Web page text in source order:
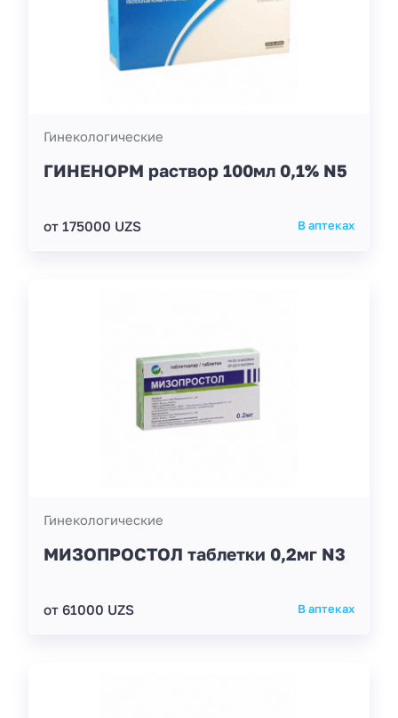
Гинекологические
ГИНЕНОРМ раствор 100мл 0,1% N5
от 175000 UZS В аптеках
Гинекологические
МИЗОПРОСТОЛ таблетки 0,2мг N3
от 61000 UZS В аптеках